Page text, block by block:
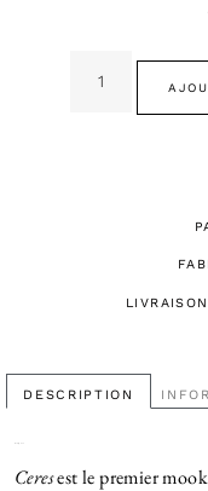
DESCRIPTION
Ceresest le premier mook